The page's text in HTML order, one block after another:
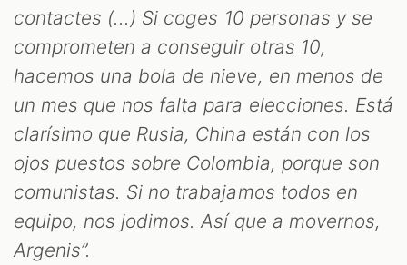
contactes (...) Si coges 10 personas y se
comprometen a conseguir otras 10,
hacemos una bola de nieve, en menos de
un mes que nos falta para elecciones. Está
clarísimo que Rusia, China están con los
ojos puestos sobre Colombia, porque son
comunistas. Si no trabajamos todos en
equipo, nos jodimos. Así que a movernos,
Argenis”.